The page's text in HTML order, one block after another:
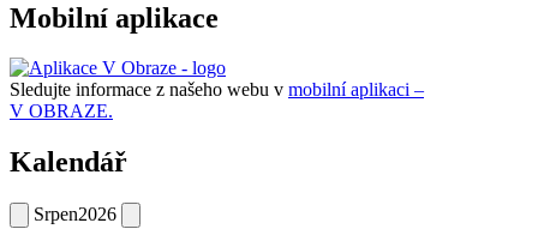
Mobilní aplikace
Sledujte informace z našeho webu v mobilní aplikaci –
V OBRAZE.
Kalendář
Srpen2026